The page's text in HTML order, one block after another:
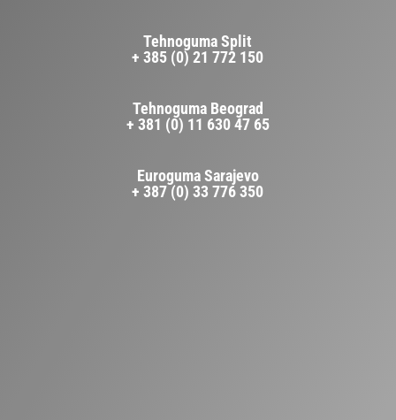
Tehnoguma Split
+ 385 (0) 21 772 150
Tehnoguma Beograd
+ 381 (0) 11 630 47 65
Euroguma Sarajevo
+ 387 (0) 33 776 350